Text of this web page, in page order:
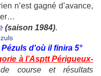
n’est gagné d’avance,
(saison 1984).
d'où il finira 5°
à l’Asptt Périgueux-
course et résultats